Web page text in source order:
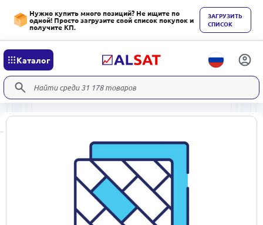
Нужно купить много позиций? Не ищите по
одной! Просто загрузите свой список покупок и
получите КП.
ЗАГРУЗИТЬ
СПИСОК
Каталог